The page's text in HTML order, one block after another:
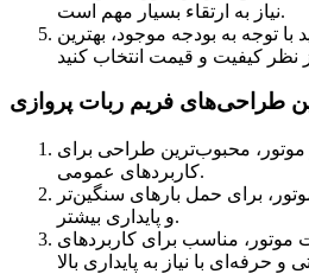
نیاز به ارتقاء بسیار مهم است.
با توجه به بودجه موجود، بهترین
طراحی‌های فریم ربات پروازی
موتور، محبوب‌ترین طراحی برای
کاربردهای عمومی.
برای حمل بارهای سنگین‌تر
و پایداری بیشتر.
مناسب برای کاربردهای